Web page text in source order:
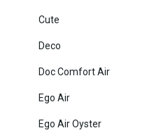
Cute
Deco
Doc Comfort Air
Ego Air
Ego Air Oyster